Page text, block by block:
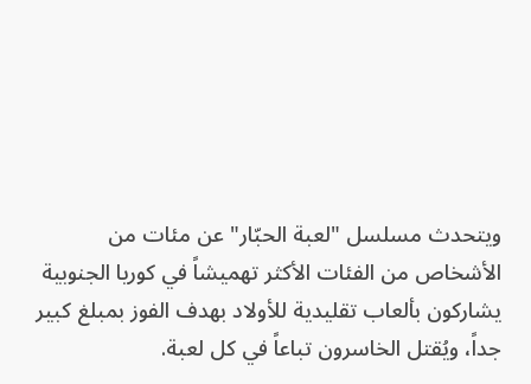
ويتحدث مسلسل "لعبة الحبّار" عن مئات من
الأشخاص من الفئات الأكثر تهميشاً في كوريا الجنوبية
يشاركون بألعاب تقليدية للأولاد بهدف الفوز بمبلغ كبير
جداً، ويُقتل الخاسرون تباعاً في كل لعبة.